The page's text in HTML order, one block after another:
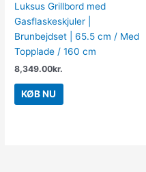
Luksus Grillbord med
Gasflaskeskjuler |
Brunbejdset | 65.5 cm / Med
Topplade / 160 cm
8,349.00kr.
KØB NU